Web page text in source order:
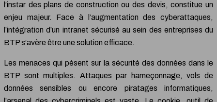
l’instar des plans de construction ou des devis, constitue un
enjeu majeur. Face à l’augmentation des cyberattaques,
l’intégration d’un intranet sécurisé au sein des entreprises du
BTP s’avère être une solution efficace.
Les menaces qui pèsent sur la sécurité des données dans le
BTP sont multiples. Attaques par hameçonnage, vols de
données sensibles ou encore piratages informatiques,